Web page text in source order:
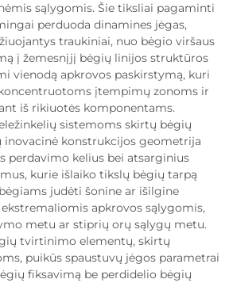
sąlygomis. Šie tiksliai pagaminti
perduoda dinamines jėgas,
traukiniai, nuo bėgio viršaus
į žemesnįjį bėgių linijos struktūros
vienodą apkrovos paskirstymą, kuri
įtempimų zonoms ir
iš rikiuotės komponentams.
sistemoms skirtų bėgių
konstrukcijos geometrija
perdavimo kelius bei atsarginius
kurie išlaiko tikslų bėgių tarpą
judėti šonine ar išilgine
apkrovos sąlygomis,
metu ar stiprių orų sąlygų metu.
tvirtinimo elementų, skirtų
puikūs spaustuvų jėgos parametrai
fiksavimą be perdidelio bėgių